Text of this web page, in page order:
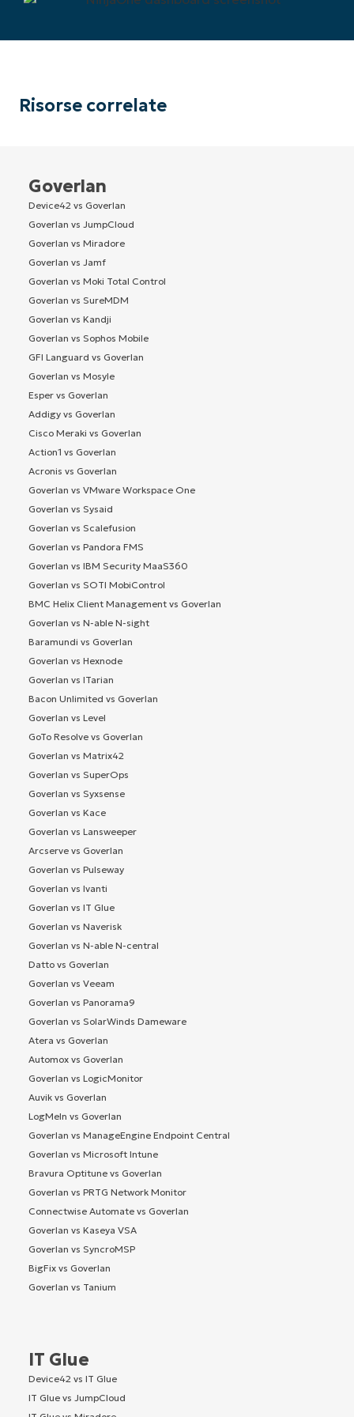
Risorse correlate
Goverlan
Device42 vs Goverlan
Goverlan vs JumpCloud
Goverlan vs Miradore
Goverlan vs Jamf
Goverlan vs Moki Total Control
Goverlan vs SureMDM
Goverlan vs Kandji
Goverlan vs Sophos Mobile
GFI Languard vs Goverlan
Goverlan vs Mosyle
Esper vs Goverlan
Addigy vs Goverlan
Cisco Meraki vs Goverlan
Action1 vs Goverlan
Acronis vs Goverlan
Goverlan vs VMware Workspace One
Goverlan vs Sysaid
Goverlan vs Scalefusion
Goverlan vs Pandora FMS
Goverlan vs IBM Security MaaS360
Goverlan vs SOTI MobiControl
BMC Helix Client Management vs Goverlan
Goverlan vs N-able N-sight
Baramundi vs Goverlan
Goverlan vs Hexnode
Goverlan vs ITarian
Bacon Unlimited vs Goverlan
Goverlan vs Level
GoTo Resolve vs Goverlan
Goverlan vs Matrix42
Goverlan vs SuperOps
Goverlan vs Syxsense
Goverlan vs Kace
Goverlan vs Lansweeper
Arcserve vs Goverlan
Goverlan vs Pulseway
Goverlan vs Ivanti
Goverlan vs IT Glue
Goverlan vs Naverisk
Goverlan vs N-able N-central
Datto vs Goverlan
Goverlan vs Veeam
Goverlan vs Panorama9
Goverlan vs SolarWinds Dameware
Atera vs Goverlan
Automox vs Goverlan
Goverlan vs LogicMonitor
Auvik vs Goverlan
LogMeIn vs Goverlan
Goverlan vs ManageEngine Endpoint Central
Goverlan vs Microsoft Intune
Bravura Optitune vs Goverlan
Goverlan vs PRTG Network Monitor
Connectwise Automate vs Goverlan
Goverlan vs Kaseya VSA
Goverlan vs SyncroMSP
BigFix vs Goverlan
Goverlan vs Tanium
IT Glue
Device42 vs IT Glue
IT Glue vs JumpCloud